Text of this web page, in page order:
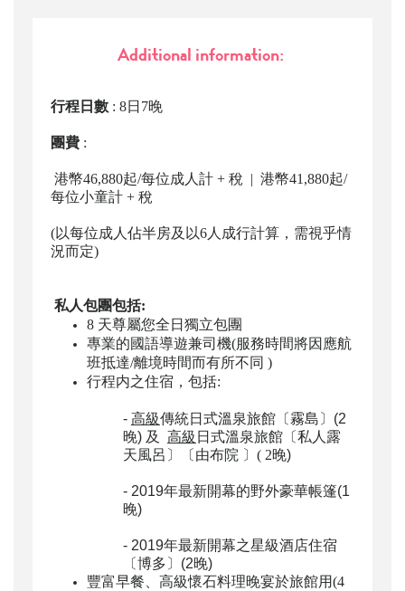
Additional information:
行程日數: 8日 7晚
團費 :
港幣46,880起/每位成人計 + 稅 | 港幣41 ,880起/
每位小童計 + 稅
(以每位成人佔半房及以6人成行計算，需視乎情
況而定)
私人包團包括:
8 天尊屬您全日獨立包團
專業的國語導遊兼司機(服務時間將因應航
班抵達/離境時間而有所不同 )
行程内之住宿，包括:
- 高級傳統日式溫泉旅館〔霧島〕(2
晚) 及
高級 日式溫泉旅館〔私人露
天風呂 〕 〔 由布院 〕 (2晚)
- 2019年最新開幕的野外豪華帳篷(1
晚)
- 2019年最新開幕之星級酒店住宿
〔博多 〕 (2晚)
豐富早餐、 高級懷石料理晚宴於旅館用(4